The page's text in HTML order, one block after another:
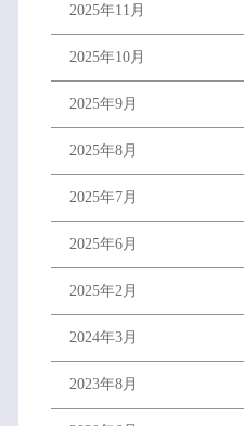
2025年11月
2025年10月
2025年9月
2025年8月
2025年7月
2025年6月
2025年2月
2024年3月
2023年8月